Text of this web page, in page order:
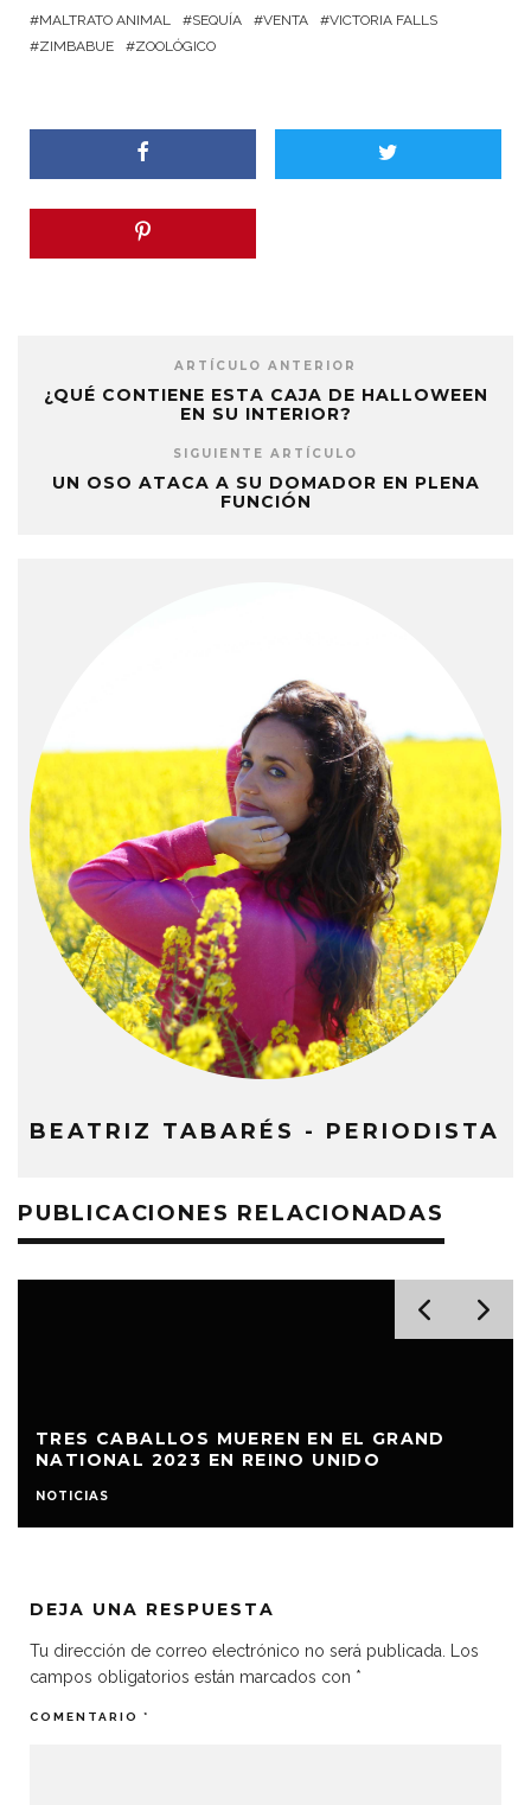
MALTRATO ANIMAL
SEQUÍA VENTA
VICTORIA FALLS
ZIMBABUE
ZOOLÓGICO
ARTÍCULO ANTERIOR
¿QUÉ CONTIENE ESTA CAJA DE HALLOWEEN
EN SU INTERIOR?
SIGUIENTE ARTÍCULO
UN OSO ATACA A SU DOMADOR EN PLENA
FUNCIÓN
BEATRIZ TABARÉS - PERIODISTA
PUBLICACIONES RELACIONADAS
TRES CABALLOS MUEREN EN EL GRAND
NATIONAL 2023 EN REINO UNIDO
NOTICIAS
DEJA UNA RESPUESTA
Tu dirección de correo electrónico no será publicada.
Los
campos obligatorios están marcados con *
COMENTARIO *